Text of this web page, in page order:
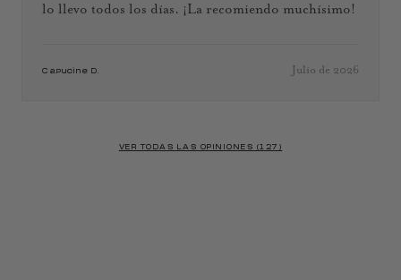
lo llevo todos los días. ¡La recomiendo muchísimo!
Capucine D. Julio de 2026
VER TODAS LAS OPINIONES (127)